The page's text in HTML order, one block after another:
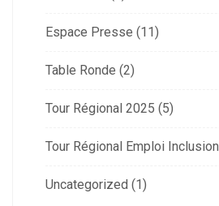
Espace Presse (11)
Table Ronde (2)
Tour Régional 2025 (5)
Tour Régional Emploi Inclusion
Uncategorized (1)